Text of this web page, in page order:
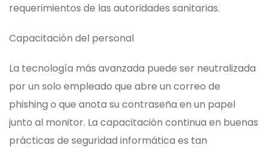
requerimientos de las autoridades sanitarias.
Capacitación del personal
La tecnología más avanzada puede ser neutralizada
por un solo empleado que abre un correo de
phishing o que anota su contraseña en un papel
junto al monitor. La capacitación continua en buenas
prácticas de seguridad informática es tan